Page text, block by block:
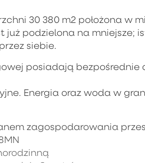
30 380 m2 położona w
już podzielona na mniejsze;
siebie.
posiadają bezpośrednie
Energia oraz woda w
zagospodarowania